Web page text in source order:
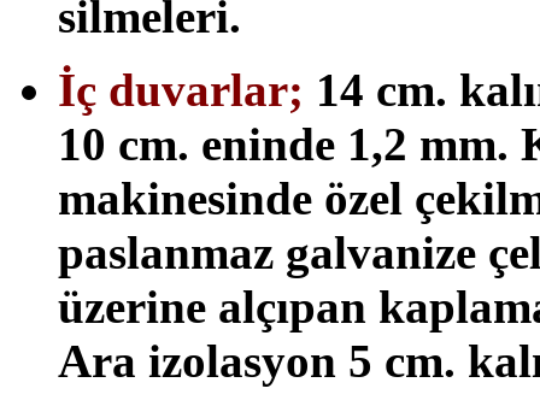
silmeleri.
İç duvarlar; 14 cm.
10 cm. eninde 1,2 mm.
makinesinde özel
paslanmaz galvanize
üzerine alçıpan
Ara izolasyon 5 cm.